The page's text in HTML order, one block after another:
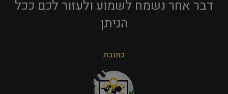
דבר אחר נשמח לשמוע ולעזור לכם ככל
הניתן​
כתובת